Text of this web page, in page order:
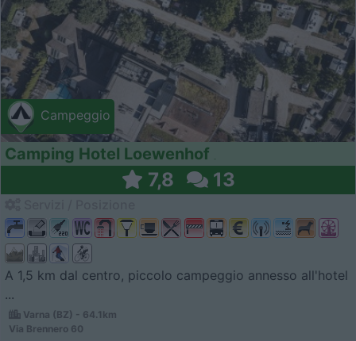
Campeggio
Camping Hotel Loewenhof
7,8 13
A 1,5 km dal centro, piccolo campeggio annesso all'hotel
...
Varna (BZ) - 64.1km
Via Brennero 60